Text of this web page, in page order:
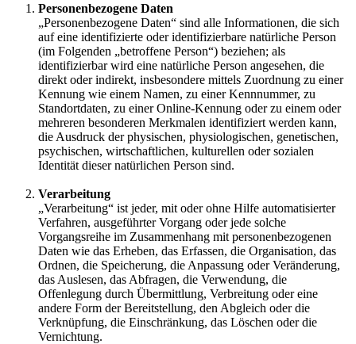
Personenbezogene Daten
„Personenbezogene Daten“ sind alle Informationen, die sich
auf eine identifizierte oder identifizierbare natürliche Person
(im Folgenden „betroffene Person“) beziehen; als
identifizierbar wird eine natürliche Person angesehen, die
direkt oder indirekt, insbesondere mittels Zuordnung zu einer
Kennung wie einem Namen, zu einer Kennnummer, zu
Standortdaten, zu einer Online-Kennung oder zu einem oder
mehreren besonderen Merkmalen identifiziert werden kann,
die Ausdruck der physischen, physiologischen, genetischen,
psychischen, wirtschaftlichen, kulturellen oder sozialen
Identität dieser natürlichen Person sind.
Verarbeitung
„Verarbeitung“ ist jeder, mit oder ohne Hilfe automatisierter
Verfahren, ausgeführter Vorgang oder jede solche
Vorgangsreihe im Zusammenhang mit personenbezogenen
Daten wie das Erheben, das Erfassen, die Organisation, das
Ordnen, die Speicherung, die Anpassung oder Veränderung,
das Auslesen, das Abfragen, die Verwendung, die
Offenlegung durch Übermittlung, Verbreitung oder eine
andere Form der Bereitstellung, den Abgleich oder die
Verknüpfung, die Einschränkung, das Löschen oder die
Vernichtung.